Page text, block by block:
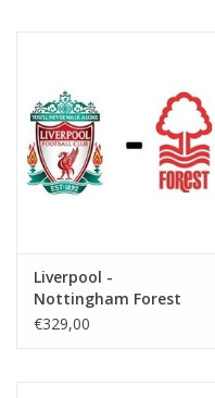
Liverpool -
Nottingham Forest
€329,00